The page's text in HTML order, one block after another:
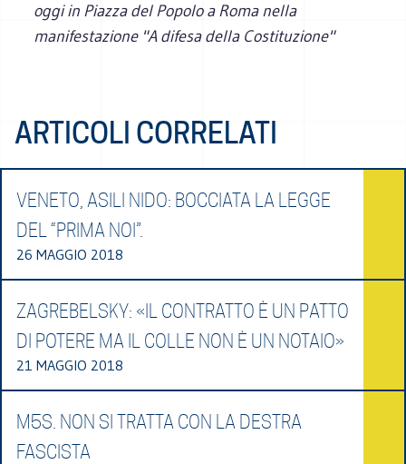
oggi in Piazza del Popolo a Roma nella
manifestazione "A difesa della Costituzione"
ARTICOLI CORRELATI
VENETO, ASILI NIDO: BOCCIATA LA LEGGE
DEL “PRIMA NOI”.
26 MAGGIO 2018
ZAGREBELSKY: «IL CONTRATTO È UN PATTO
DI POTERE MA IL COLLE NON È UN NOTAIO»
21 MAGGIO 2018
M5S. NON SI TRATTA CON LA DESTRA
FASCISTA